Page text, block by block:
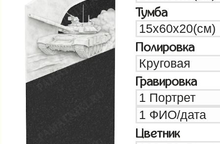
Тумба
Полировка
Гравировка
Цветник